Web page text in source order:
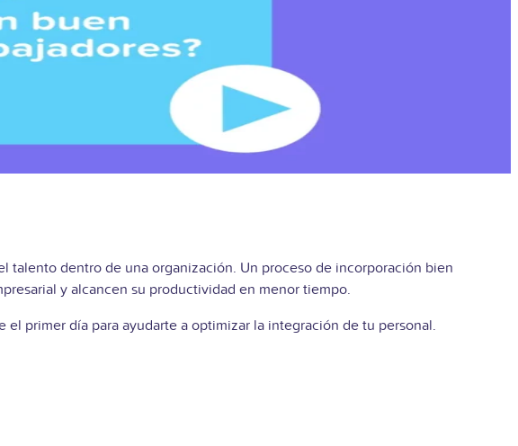
talento dentro de una organización. Un proceso de incorporación bien
y alcancen su productividad en menor tiempo.
primer día para ayudarte a optimizar la integración de tu personal.